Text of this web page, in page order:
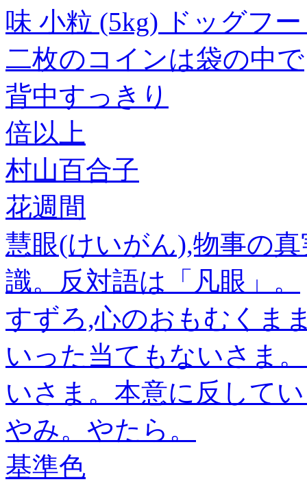
味 小粒 (5kg) ドッグフ
二枚のコインは袋の中で
背中すっきり
倍以上
村山百合子
花週間
慧眼(けいがん),物事の
識。反対語は「凡眼」。
すずろ,心のおもむくま
いった当てもないさま
いさま。本意に反して
やみ。やたら。
基準色